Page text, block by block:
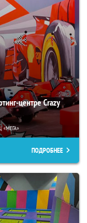
центре Crazy
«МЕГА»
ПОДРОБНЕЕ